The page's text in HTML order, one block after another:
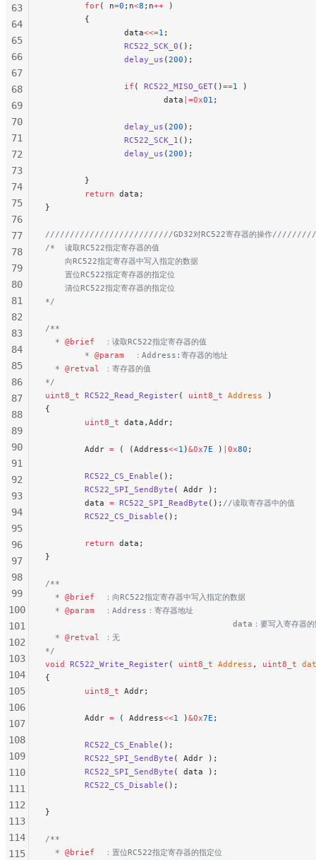
        for
( n=0 ;n<8 ;n++ )
        {
                data
<<=1 ;
                RC522_SCK_0
();
                delay_us
(200 );
                if
( RC522_MISO_GET()==1 )
                        data
|=0x01 ;
                delay_us
(200 );
                RC522_SCK_1
();
                delay_us
(200 );
        }
        return
data;
}
//////////////////////////GD32对RC522寄存器的操
/*  读取RC522指定寄存器的值
    向RC522指定寄存器中写入指定的数据
    置位RC522指定寄存器的指定位
    清位RC522指定寄存器的指定位
*/
/**
  *
@brief
  ：读取RC522指定寄存器的值
        *
@param
  ：Address:寄存器的地址
  *
@retval ：寄存器的值
*/
uint8_t RC522_Read_Register( uint8_t Address )
{
        uint8_t
data,Addr;
        Addr
= ( (Address<<1 )&0x7E ) |0x80 ;
        RC522_CS_Enable
();
        RC522_SPI_SendByte
( Addr );
        data
= RC522_SPI_ReadByte (); //读取寄存器中的值
        RC522_CS_Disable
();
        return
data;
}
/**
  *
@brief
  ：向RC522指定寄存器中写入指定的数据
  *
@param
  ：Address：寄存器地址
data：要写入寄存器的
  *
@retval ：无
*/
void
RC522_Write_Register( uint8_t Address , uint8_t
{
        uint8_t
Addr;
        Addr
= ( Address<<1 )&0x7E ;
        RC522_CS_Enable
();
        RC522_SPI_SendByte
( Addr );
        RC522_SPI_SendByte
( data );
        RC522_CS_Disable
();
}
/**
  *
@brief
  ：置位RC522指定寄存器的指定位
63
64
65
66
67
68
69
70
71
72
73
74
75
76
77
78
79
80
81
82
83
84
85
86
87
88
89
90
91
92
93
94
95
96
97
98
99
100
101
102
103
104
105
106
107
108
109
110
111
112
113
114
115